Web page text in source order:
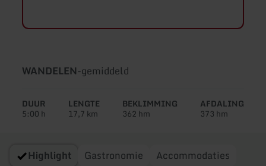
Soort
WANDELEN-Moeilijkheidsgraad:
gemiddeld
DUUR
5:00 h
LENGTE
17,7 km
BEKLIMMING
362 hm
AFDALING
373 hm
Highlight Gastronomie Accommodaties